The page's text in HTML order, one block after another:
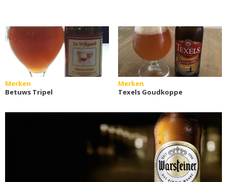
Merken
Betuws Tripel
Merken
Texels Goudkoppe